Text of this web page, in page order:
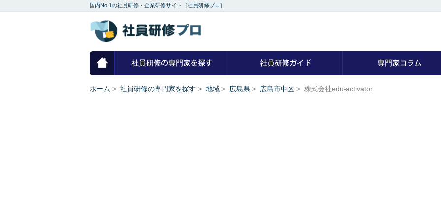
国内No.1の社員研修・企業研修サイト［社員研修プロ］
ホーム > 社員研修の専門家を探す > 地域 > 広島県 > 広島市中区 > 株式会社edu-activator